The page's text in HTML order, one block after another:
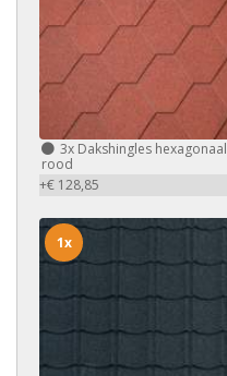
3x Dakshingles hexagonaal
rood
+€ 128,85
1x